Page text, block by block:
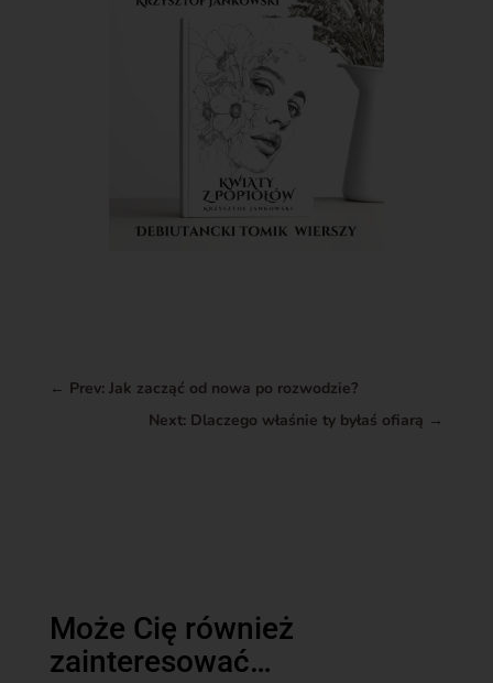
← Prev: Jak zacząć od nowa po rozwodzie?
Next: Dlaczego właśnie ty byłaś ofiarą →
Może Cię również
zainteresować…